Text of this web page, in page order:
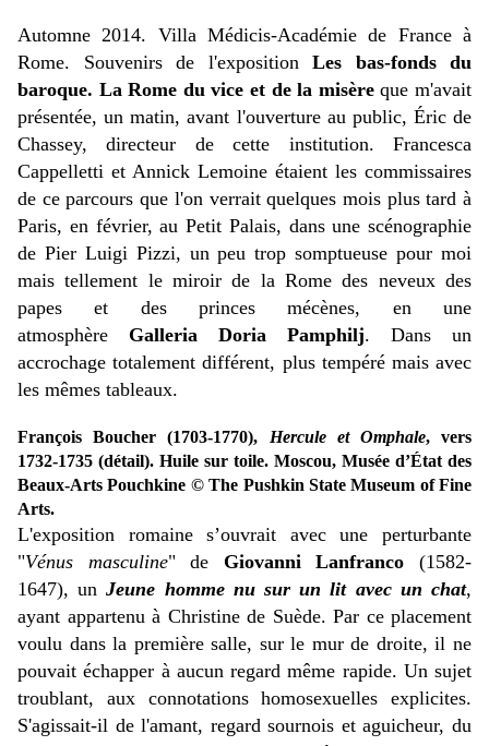
Automne 2014. Villa Médicis-Académie de France à
Rome. Souvenirs de l'exposition Les bas-fonds du
baroque. La Rome du vice et de la misèreque m'avait
présentée, un matin, avant l'ouverture au public, Éric de
Chassey, directeur de cette institution. Francesca
Cappelletti et Annick Lemoine étaient les commissaires
de ce parcours que l'on verrait quelques mois plus tard à
Paris, en février, au Petit Palais, dans une scénographie
de Pier Luigi Pizzi, un peu trop somptueuse pour moi
mais tellement le miroir de la Rome des neveux des
papes et des princes mécènes, en une
atmosphère Galleria Doria Pamphilj. Dans un
accrochage totalement différent, plus tempéré mais avec
les mêmes tableaux.
François Boucher (1703-1770), Hercule et Omphale, vers
1732-1735 (détail). Huile sur toile. Moscou, Musée d’État des
Beaux-Arts Pouchkine © The Pushkin State Museum of Fine
Arts.
L'exposition romaine s’ouvrait avec une perturbante
"Vénus masculine" de Giovanni Lanfranco (1582-
1647), unJeune homme nu sur un lit avec un chat,
ayant appartenu à Christine de Suède. Par ce placement
voulu dans la première salle, sur le mur de droite, il ne
pouvait échapper à aucun regard même rapide. Un sujet
troublant, aux connotations homosexuelles explicites.
S'agissait-il de l'amant, regard sournois et aguicheur, du